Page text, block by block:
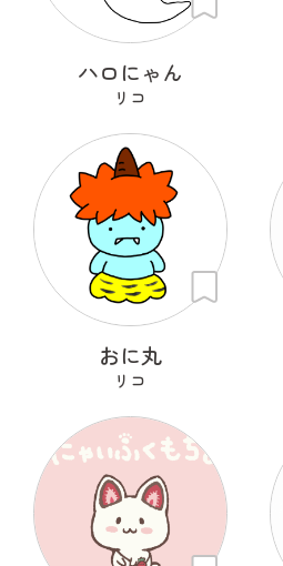
ハロにゃん
リコ
おに丸
リコ